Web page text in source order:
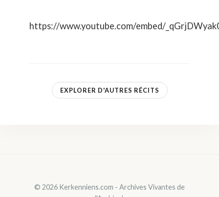
https://www.youtube.com/embed/
EXPLORER D'AUTRES RÉCITS
© 2026 Kerkenniens.com - Archives Vivantes de